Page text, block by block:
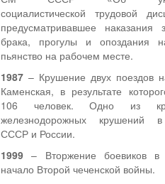
социалистической трудовой
предусматривавшее наказания
брака, прогулы и опоздания
пьянство на рабочем месте.
1987– Крушение двух поездов
Каменская, в результате
106 человек. Одно из
железнодорожных крушений
СССР и России.
1999– Вторжение боевиков в
начало Второй чеченской войны.